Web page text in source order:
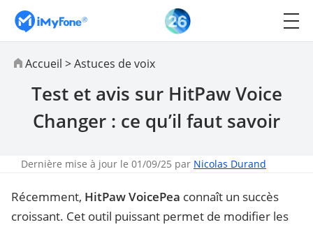
Accueil >Astuces de voix
Test et avis sur HitPaw Voice
Changer : ce qu’il faut savoir
Dernière mise à jour le 01/09/25 par Nicolas Durand
Récemment, HitPaw VoicePea connaît un succès
croissant. Cet outil puissant permet de modifier les